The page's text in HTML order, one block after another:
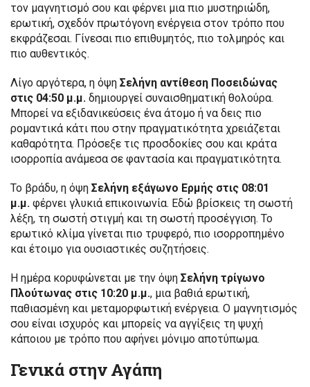
τον μαγνητισμό σου και φέρνει μια πιο μυστηριώδη,
ερωτική, σχεδόν πρωτόγονη ενέργεια στον τρόπο που
εκφράζεσαι. Γίνεσαι πιο επιθυμητός, πιο τολμηρός και
πιο αυθεντικός.
Λίγο αργότερα, η όψη Σελήνη αντίθεση Ποσειδώνας
στις 04:50 μ.μ. δημιουργεί συναισθηματική θολούρα.
Μπορεί να εξιδανικεύσεις ένα άτομο ή να δεις πιο
ρομαντικά κάτι που στην πραγματικότητα χρειάζεται
καθαρότητα. Πρόσεξε τις προσδοκίες σου και κράτα
ισορροπία ανάμεσα σε φαντασία και πραγματικότητα.
Το βράδυ, η όψη Σελήνη εξάγωνο Ερμής στις 08:01
μ.μ. φέρνει γλυκιά επικοινωνία. Εδώ βρίσκεις τη σωστή
λέξη, τη σωστή στιγμή και τη σωστή προσέγγιση. Το
ερωτικό κλίμα γίνεται πιο τρυφερό, πιο ισορροπημένο
και έτοιμο για ουσιαστικές συζητήσεις.
Η ημέρα κορυφώνεται με την όψη Σελήνη τρίγωνο
Πλούτωνας στις 10:20 μ.μ., μια βαθιά ερωτική,
παθιασμένη και μεταμορφωτική ενέργεια. Ο μαγνητισμός
σου είναι ισχυρός και μπορείς να αγγίξεις τη ψυχή
κάποιου με τρόπο που αφήνει μόνιμο αποτύπωμα.
Γενικά στην Αγάπη